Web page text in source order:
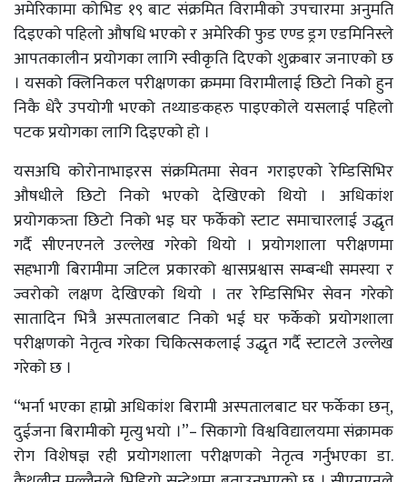
अमेरिकामा कोभिड १९ बाट संक्रमित विरामीको उपचारमा अनुमति
दिइएको पहिलो औषधि भएको र अमेरिकी फुड एण्ड ड्रग एडमिनिस्ले
आपतकालीन प्रयोगका लागि स्वीकृति दिएको शुक्रबार जनाएको छ
। यसको क्लिनिकल परीक्षणका क्रममा विरामीलाई छिटो निको हुन
निकै धेरै उपयोगी भएको तथ्याङकहरु पाइएकोले यसलाई पहिलो
पटक प्रयोगका लागि दिइएको हो ।
यसअघि कोरोनाभाइरस संक्रमितमा सेवन गराइएको रेम्डिसिभिर
औषधीले छिटो निको भएको देखिएको थियो । अधिकांश
प्रयोगकत्र्ता छिटो निको भइ घर फर्केको स्टाट समाचारलाई उद्धृत
गर्दै सीएनएनले उल्लेख गरेको थियो । प्रयोगशाला परीक्षणमा
सहभागी बिरामीमा जटिल प्रकारको श्वासप्रश्वास सम्बन्धी समस्या र
ज्वरोको लक्षण देखिएको थियो । तर रेम्डिसिभिर सेवन गरेको
सातादिन भित्रै अस्पतालबाट निको भई घर फर्केको प्रयोगशाला
परीक्षणको नेतृत्व गरेका चिकित्सकलाई उद्धृत गर्दै स्टाटले उल्लेख
गरेको छ ।
“भर्ना भएका हाम्रो अधिकांश बिरामी अस्पतालबाट घर फर्केका छन्,
दुईजना बिरामीको मृत्यु भयो ।”– सिकागो विश्वविद्यालयमा संक्रामक
रोग विशेषज्ञ रही प्रयोगशाला परीक्षणको नेतृत्व गर्नुभएका डा.